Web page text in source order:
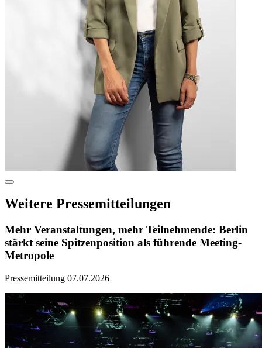
Mehr
in
anzeigen
Weitere Pressemitteilungen
Mehr Veranstaltungen, mehr Teilnehmende: Berlin
stärkt seine Spitzenposition als führende Meeting-
Metropole
Pressemitteilung 07.07.2026